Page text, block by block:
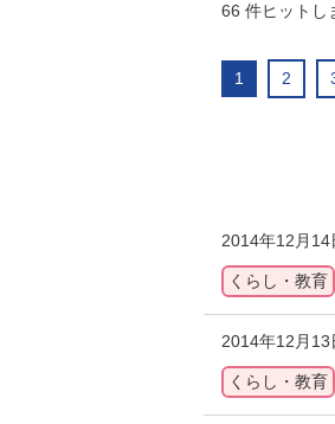
66 件ヒットし
1 2
2014年12月14
くらし・教育
2014年12月13
くらし・教育